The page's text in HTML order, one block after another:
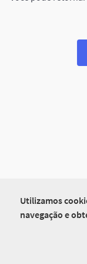
Utilizamos
navegação e